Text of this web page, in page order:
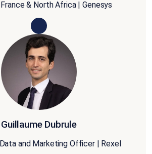
& North Africa | Genesys
Guillaume Dubrule
and Marketing Officer | Rexel